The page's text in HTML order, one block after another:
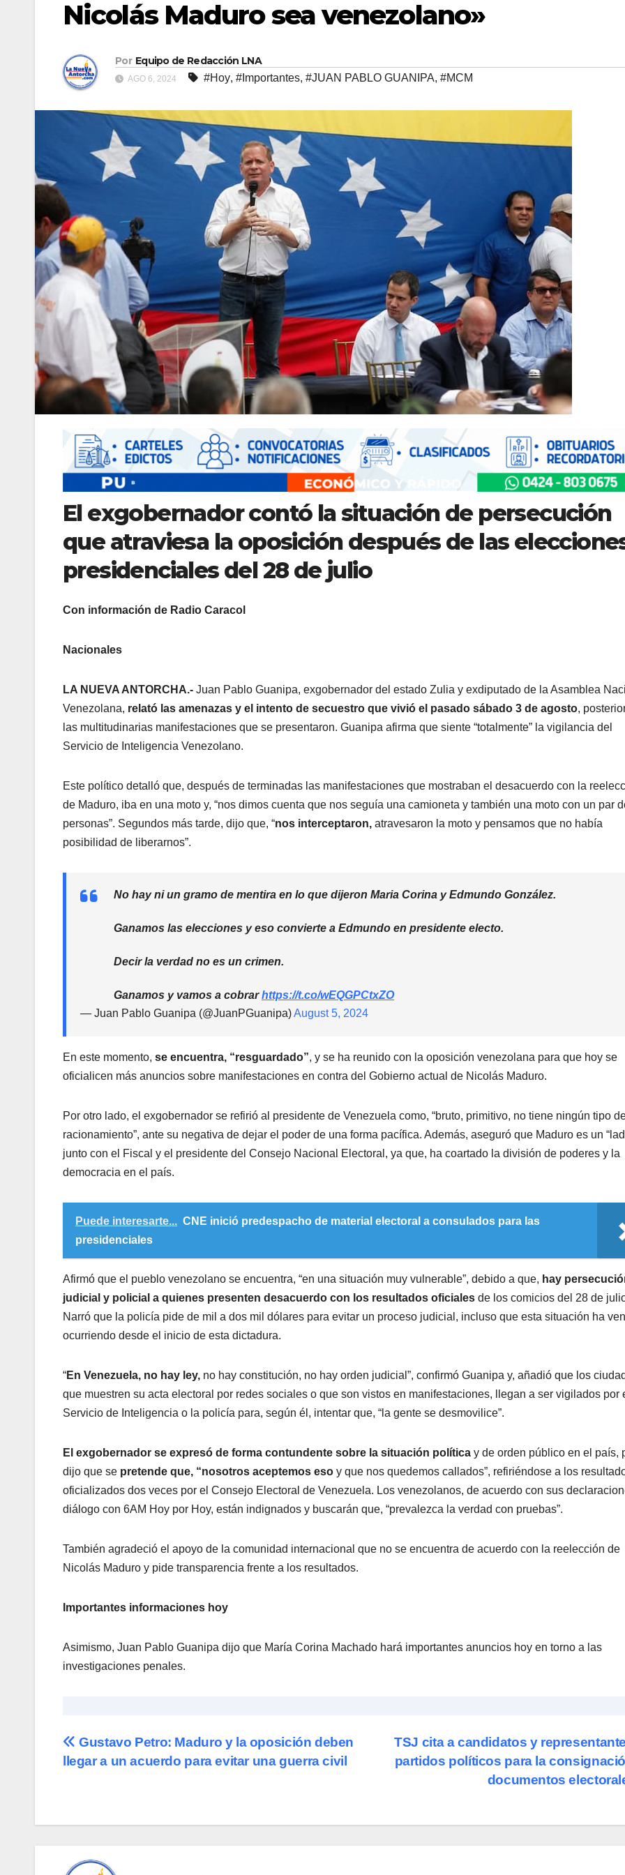
Nicolás Maduro sea venezolano»
Por Equipo de Redacción LNA
AGO 6, 2024 #Hoy, #Importantes, #JUAN PABLO GUANIPA, #MCM
El exgobernador contó la situación de persecución
que atraviesa la oposición después de las
presidenciales del 28 de julio
Con información de Radio Caracol
Nacionales
LA NUEVA ANTORCHA.- Juan Pablo Guanipa, exgobernador del estado Zulia y exdiputado de la Asamblea
Venezolana, relató las amenazas y el intento de secuestro que vivió el pasado sábado 3 de agosto,
las multitudinarias manifestaciones que se presentaron. Guanipa afirma que siente “totalmente” la vigilancia del
Servicio de Inteligencia Venezolano.
Este político detalló que, después de terminadas las manifestaciones que mostraban el desacuerdo con la
de Maduro, iba en una moto y, “nos dimos cuenta que nos seguía una camioneta y también una moto con un par
personas”. Segundos más tarde, dijo que, “nos interceptaron, atravesaron la moto y pensamos que no había
posibilidad de liberarnos”.
No hay ni un gramo de mentira en lo que dijeron Maria Corina y Edmundo González.
Ganamos las elecciones y eso convierte a Edmundo en presidente electo.
Decir la verdad no es un crimen.
Ganamos y vamos a cobrarhttps://t.co/wEQGPCtxZO
— Juan Pablo Guanipa (@JuanPGuanipa)August 5, 2024
En este momento, se encuentra, “resguardado”, y se ha reunido con la oposición venezolana para que hoy se
oficialicen más anuncios sobre manifestaciones en contra del Gobierno actual de Nicolás Maduro.
Por otro lado, el exgobernador se refirió al presidente de Venezuela como, “bruto, primitivo, no tiene ningún tipo
racionamiento”, ante su negativa de dejar el poder de una forma pacífica. Además, aseguró que Maduro es un
junto con el Fiscal y el presidente del Consejo Nacional Electoral, ya que, ha coartado la división de poderes y la
democracia en el país.
Puede interesarte... CNE inició predespacho de material electoral a consulados para las
presidenciales
Afirmó que el pueblo venezolano se encuentra, “en una situación muy vulnerable”, debido a que, hay
judicial y policial a quienes presenten desacuerdo con los resultados oficiales de los comicios del 28 de
Narró que la policía pide de mil a dos mil dólares para evitar un proceso judicial, incluso que esta situación ha
ocurriendo desde el inicio de esta dictadura.
“En Venezuela, no hay ley, no hay constitución, no hay orden judicial”, confirmó Guanipa y, añadió que los
que muestren su acta electoral por redes sociales o que son vistos en manifestaciones, llegan a ser vigilados por
Servicio de Inteligencia o la policía para, según él, intentar que, “la gente se desmovilice”.
El exgobernador se expresó de forma contundente sobre la situación política y de orden público en el país,
dijo que se pretende que, “nosotros aceptemos eso y que nos quedemos callados”, refiriéndose a los
oficializados dos veces por el Consejo Electoral de Venezuela. Los venezolanos, de acuerdo con sus
diálogo con 6AM Hoy por Hoy, están indignados y buscarán que, “prevalezca la verdad con pruebas”.
También agradeció el apoyo de la comunidad internacional que no se encuentra de acuerdo con la reelección de
Nicolás Maduro y pide transparencia frente a los resultados.
Importantes informaciones hoy
Asimismo, Juan Pablo Guanipa dijo que María Corina Machado hará importantes anuncios hoy en torno a las
investigaciones penales.
Navegación
de
TSJ cita a candidatos y
partidos políticos para la
documentos
Gustavo Petro: Maduro y la oposición deben
llegar a un acuerdo para evitar una guerra civil